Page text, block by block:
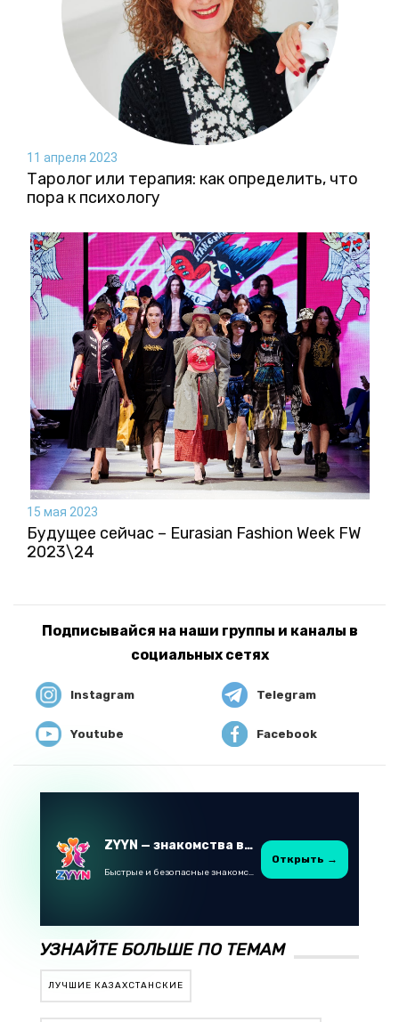
11 апреля 2023
Таролог или терапия: как определить, что
пора к психологу
15 мая 2023
Будущее сейчас – Eurasian Fashion Week FW
2023\24
Подписывайся на наши группы и каналы в
социальных сетях
Instagram Telegram
Youtube Facebook
ZYYN — знакомства в Казахстане
Быстрые и безопасные знакомства в Telegram
Открыть →
УЗНАЙТЕ БОЛЬШЕ ПО ТЕМАМ
ЛУЧШИЕ КАЗАХСТАНСКИЕ